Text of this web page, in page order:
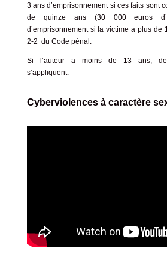
3 ans d’emprisonnement si ces faits sont
de quinze ans (30 000 euros
d’emprisonnement si la victime a plus de
2-2 du Code pénal .
Si l’auteur a moins de 13 ans,
s’appliquent.
Cyberviolences à caractère